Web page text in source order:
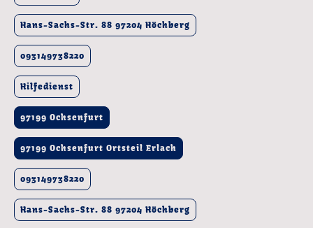
Hans-Sachs-Str. 88 97204 Höchberg
093149738220
Hilfedienst
97199 Ochsenfurt
97199 Ochsenfurt Ortsteil Erlach
093149738220
Hans-Sachs-Str. 88 97204 Höchberg